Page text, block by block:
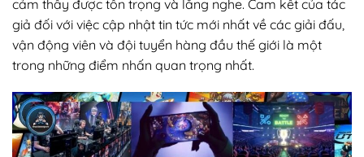
cảm thấy được tôn trọng và lắng nghe. Cam kết của tác
giả đối với việc cập nhật tin tức mới nhất về các giải đấu,
vận động viên và đội tuyển hàng đầu thế giới là một
trong những điểm nhấn quan trọng nhất.